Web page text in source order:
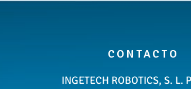
CONTACTO
INGETECH ROBOTICS, S. L.